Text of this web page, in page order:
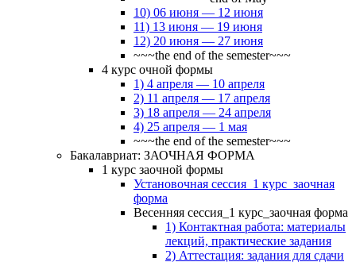
10) 06 июня — 12 июня
11) 13 июня — 19 июня
12) 20 июня — 27 июня
~~~the end of the semester~~~
4 курс очной формы
1) 4 апреля — 10 апреля
2) 11 апреля — 17 апреля
3) 18 апреля — 24 апреля
4) 25 апреля — 1 мая
~~~the end of the semester~~~
Бакалавриат: ЗАОЧНАЯ ФОРМА
1 курс заочной формы
Установочная сессия_1 курс_заочная
форма
Весенняя сессия_1 курс_заочная форма
1) Контактная работа: материалы
лекций, практические задания
2) Аттестация: задания для сдачи